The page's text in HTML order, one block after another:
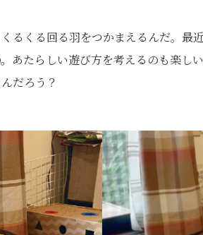
るくる回る羽をつかまえるんだ。最
あたらしい遊び方を考えるのも楽し
だろう？